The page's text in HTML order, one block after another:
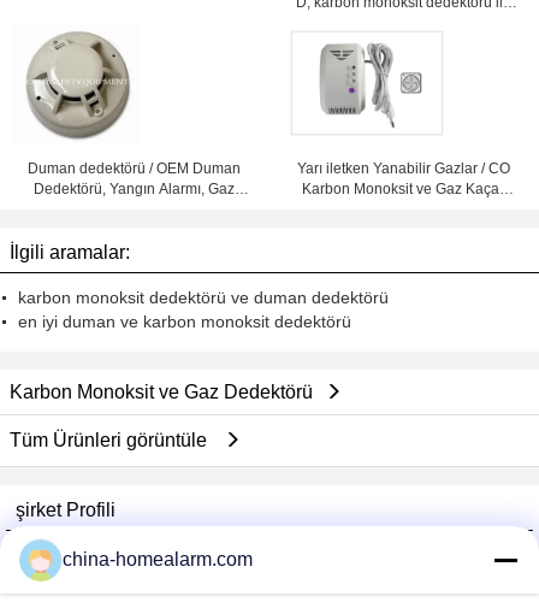
Duman dedektörü / OEM Duman
Dedektörü, Yangın Alarmı, Gaz
Yarı iletken Yanabilir Gazlar / CO
Karbon Monoksit ve Gaz Kaçak
İlgili aramalar:
karbon monoksit dedektörü ve duman dedektörü
en iyi duman ve karbon monoksit dedektörü
Karbon Monoksit ve Gaz Dedektörü
Tüm Ürünleri görüntüle
şirket Profili
Alarms Series Technology Co., Limited
Onaylı Tedarikçi
china-homealarm.com